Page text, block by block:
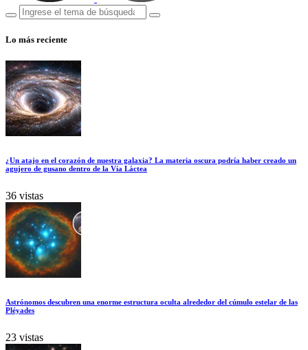
Lo más reciente
¿Un atajo en el corazón de nuestra galaxia? La materia oscura podría haber creado un
agujero de gusano dentro de la Vía Láctea
36 vistas
Astrónomos descubren una enorme estructura oculta alrededor del cúmulo estelar de las
Pléyades
23 vistas